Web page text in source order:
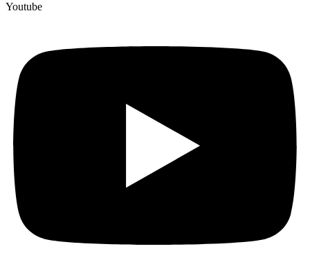
Youtube